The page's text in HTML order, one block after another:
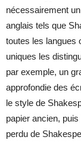
nécessairement
anglais tels que
toutes les langues
uniques les
par exemple, un
approfondie des
le style de
papier ancien, puis
perdu de